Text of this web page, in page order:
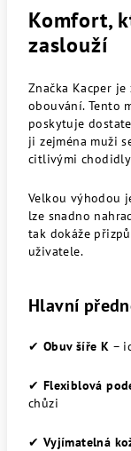
Komfort,
zaslouží
Značka Kacper
obouvání. Tento
poskytuje
ji zejména muži
citlivými
Velkou výhodou
lze snadno
tak dokáže
uživatele.
Hlavní
✔ Obuv šíře K –
✔ Flexiblová
chůzi
✔ Vyjímatelná